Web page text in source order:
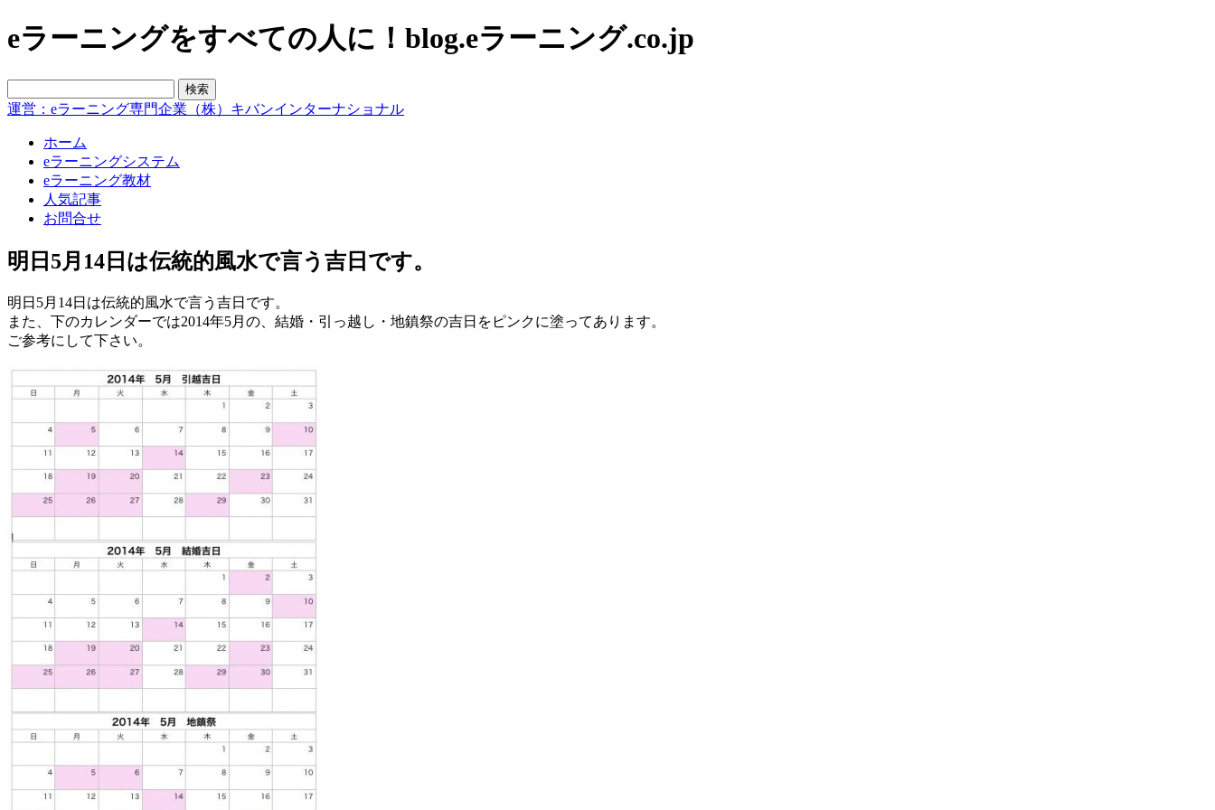
eラーニングをすべての人に！blog.eラーニング.co.jp
運営：eラーニング専門企業（株）キバンインターナショナル
ホーム
eラーニングシステム
eラーニング教材
人気記事
お問合せ
明日5月14日は伝統的風水で言う吉日です。
明日5月14日は伝統的風水で言う吉日です。
また、下のカレンダーでは2014年5月の、結婚・引っ越し・地鎮祭の吉日をピンクに塗ってあります。
ご参考にして下さい。